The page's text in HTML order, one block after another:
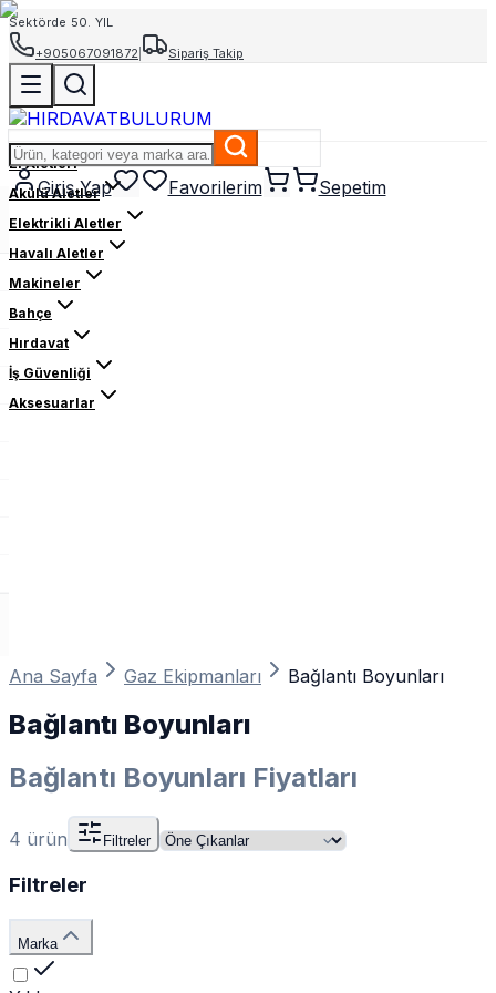
Sektörde 50. YIL
+905067091872
Sipariş Takip
Giriş Yap Favorilerim Sepetim
El Aletleri
Akülü Aletler
Elektrikli Aletler
Havalı Aletler
Makineler
Bahçe
Hırdavat
İş Güvenliği
Aksesuarlar
Ana Sayfa Gaz Ekipmanları Bağlantı Boyunları
Bağlantı Boyunları
Bağlantı Boyunları Fiyatları
4 ürün Filtreler
Filtreler
Marka